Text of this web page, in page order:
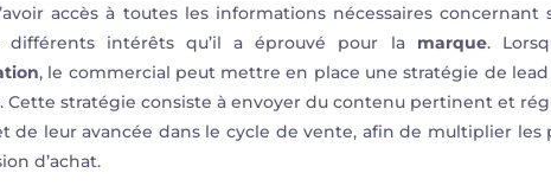
accès à toutes les informations nécessaires
différents intérêts qu’il a éprouvé pour la marque.
, le commercial peut mettre en place une stratégie de
Cette stratégie consiste à envoyer du contenu pertinent et
de leur avancée dans le cycle de vente, afin de multiplier les
d’achat.